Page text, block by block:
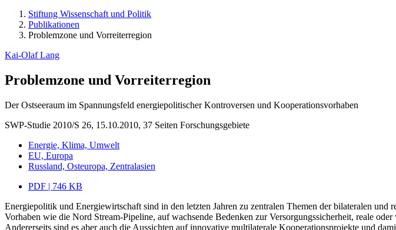
Stiftung Wissenschaft und Politik
Publikationen
Problemzone und Vorreiterregion
Kai-Olaf Lang
Problemzone und Vorreiterregion
Der Ostseeraum im Spannungsfeld energiepolitischer Kontroversen und Kooperationsvorhaben
SWP-Studie 2010/S 26, 15.10.2010, 37 Seiten Forschungsgebiete
Energie, Klima, Umwelt
EU, Europa
Russland, Osteuropa, Zentralasien
PDF | 746 KB
Energiepolitik und Energiewirtschaft sind in den letzten Jahren zu zentralen Themen der bilateralen
Vorhaben wie die Nord Stream-Pipeline, auf wachsende Bedenken zur Versorgungssicherheit, reale
Andererseits sind es aber auch die Aussichten auf innovative multilaterale Kooperationsprojekte und